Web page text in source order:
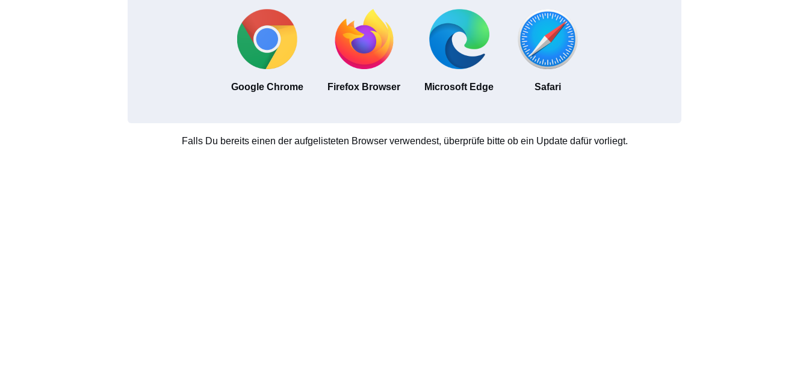
Google Chrome Firefox Browser Microsoft Edge Safari
Falls Du bereits einen der aufgelisteten Browser verwendest, überprüfe bitte ob ein Update dafür vorliegt.